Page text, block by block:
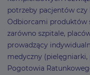
potrzeby pacjentów
Odbiorcami produktów
zarówno szpitale,
prowadzący
medyczny (pielęgniarki,
Pogotowia